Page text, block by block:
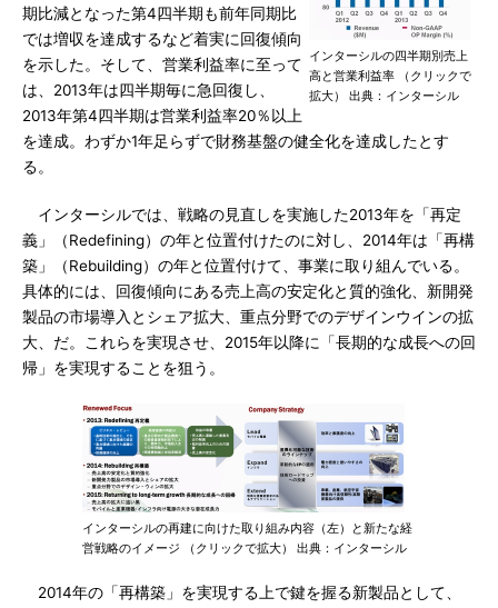
インターシルの四半期別売上
高と営業利益率 （クリックで
拡大） 出典：インターシル
期比減となった第4四半期も前年同期比
では増収を達成するなど着実に回復傾向
を示した。そして、営業利益率に至って
は、2013年は四半期毎に急回復し、
2013年第4四半期は営業利益率20％以上
を達成。わずか1年足らずで財務基盤の健全化を達成したとす
る。
インターシルでは、戦略の見直しを実施した2013年を「再定
義」（Redefining）の年と位置付けたのに対し、2014年は「再構
築」（Rebuilding）の年と位置付けて、事業に取り組んでいる。
具体的には、回復傾向にある売上高の安定化と質的強化、新開発
製品の市場導入とシェア拡大、重点分野でのデザインウインの拡
大、だ。これらを実現させ、2015年以降に「長期的な成長への回
帰」を実現することを狙う。
インターシルの再建に向けた取り組み内容（左）と新たな経
営戦略のイメージ （クリックで拡大） 出典：インターシル
2014年の「再構築」を実現する上で鍵を握る新製品として、